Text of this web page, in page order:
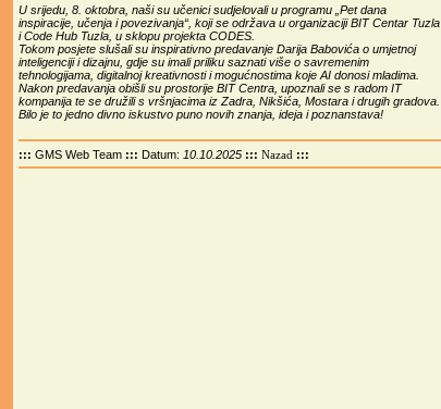
U srijedu, 8. oktobra, naši su učenici sudjelovali u programu „Pet dana
inspiracije, učenja i povezivanja“, koji se održava u organizaciji BIT Centar Tuzla
i Code Hub Tuzla, u sklopu projekta CODES.
Tokom posjete slušali su inspirativno predavanje Darija Babovića o umjetnoj
inteligenciji i dizajnu, gdje su imali priliku saznati više o savremenim
tehnologijama, digitalnoj kreativnosti i mogućnostima koje AI donosi mladima.
Nakon predavanja obišli su prostorije BIT Centra, upoznali se s radom IT
kompanija te se družili s vršnjacima iz Zadra, Nikšića, Mostara i drugih gradova.
Bilo je to jedno divno iskustvo puno novih znanja, ideja i poznanstava!
::: GMS Web Team::: Datum: 10.10.2025::: Nazad :::